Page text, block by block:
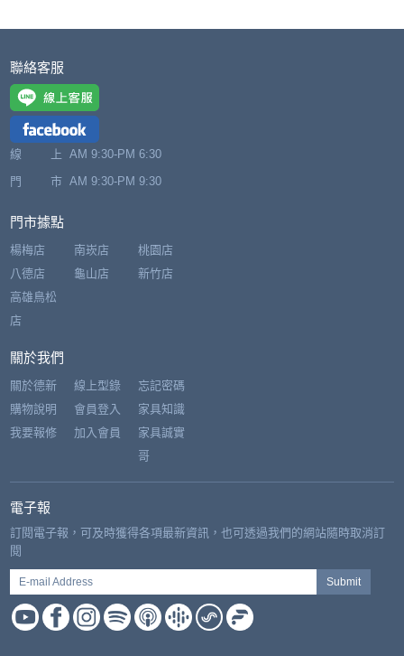
聯絡客服
線 上 AM 9:30-PM 6:30
門 市 AM 9:30-PM 9:30
門市據點
楊梅店
八德店
南崁店
龜山店
桃園店
新竹店
高雄鳥松
店
關於我們
關於德新
購物說明
我要報修
線上型錄
會員登入
加入會員
忘記密碼
家具知識
家具誠實
哥
電子報
訂閱電子報，可及時獲得各項最新資訊，也可透過我們的網站隨時取消訂
閱
E-mail Address Submit